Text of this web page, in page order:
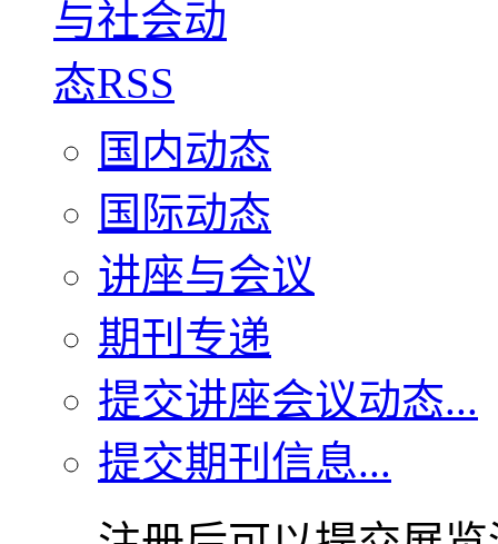
国内动态
国际动态
讲座与会议
期刊专递
提交讲座会议动态...
提交期刊信息...